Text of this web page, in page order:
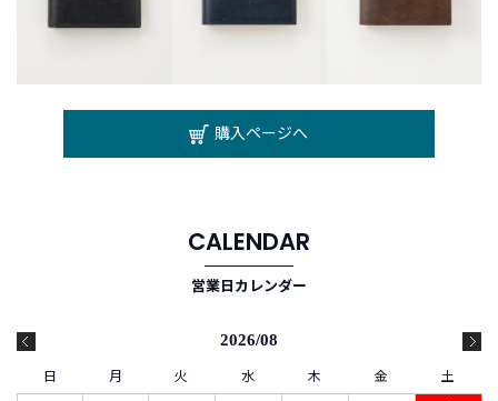
購入ページへ
CALENDAR
営業日カレンダー
2026/08
日 月 火 水 木 金
土